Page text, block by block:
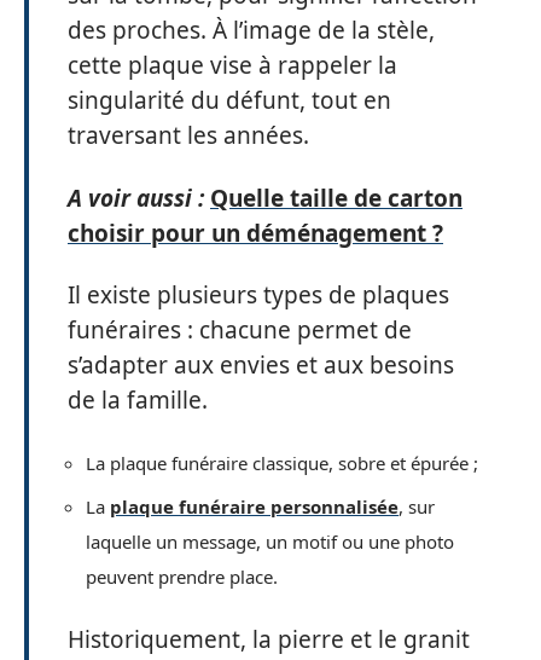
des proches. À l’image de la stèle,
cette plaque vise à rappeler la
singularité du défunt, tout en
traversant les années.
A voir aussi : Quelle taille de carton
choisir pour un déménagement ?
Il existe plusieurs types de plaques
funéraires : chacune permet de
s’adapter aux envies et aux besoins
de la famille.
La plaque funéraire classique, sobre et épurée ;
La plaque funéraire personnalisée, sur
laquelle un message, un motif ou une photo
peuvent prendre place.
Historiquement, la pierre et le granit